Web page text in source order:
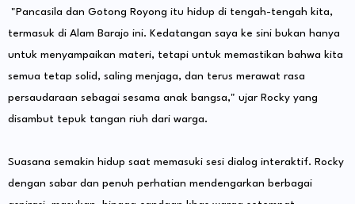
"Pancasila dan Gotong Royong itu hidup di tengah-tengah kita,
termasuk di Alam Barajo ini. Kedatangan saya ke sini bukan hanya
untuk menyampaikan materi, tetapi untuk memastikan bahwa kita
semua tetap solid, saling menjaga, dan terus merawat rasa
persaudaraan sebagai sesama anak bangsa," ujar Rocky yang
disambut tepuk tangan riuh dari warga.
Suasana semakin hidup saat memasuki sesi dialog interaktif. Rocky
dengan sabar dan penuh perhatian mendengarkan berbagai